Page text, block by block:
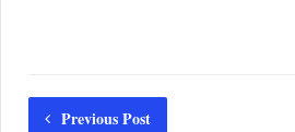
Previous Post